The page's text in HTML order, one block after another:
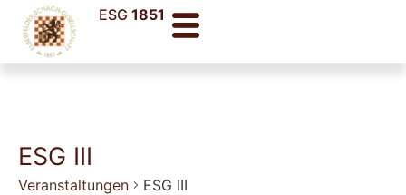
ESG1851
ESG III
Veranstaltungen ESG III